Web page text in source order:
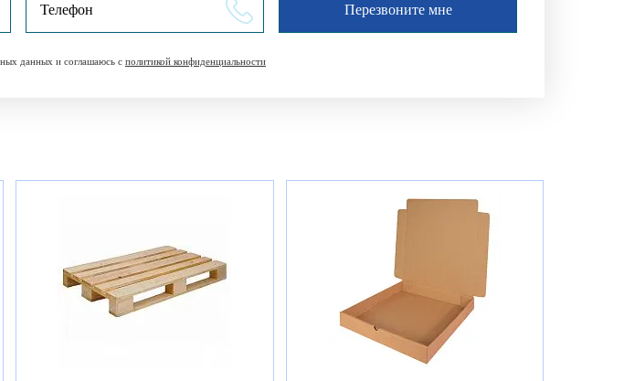
данных и соглашаюсь с политикой конфиденциальности